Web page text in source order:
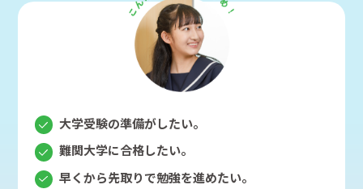
大学受験の準備がしたい。
難関大学に合格したい。
早くから先取りで勉強を進めたい。